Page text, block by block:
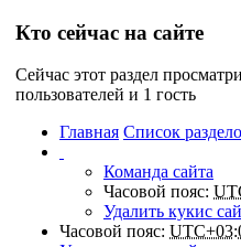
Кто сейчас на сайте
Сейчас этот раздел
пользователей и 1 гость
Главная Список
Команда сайта
Часовой пояс:
Удалить кукис
Часовой пояс: